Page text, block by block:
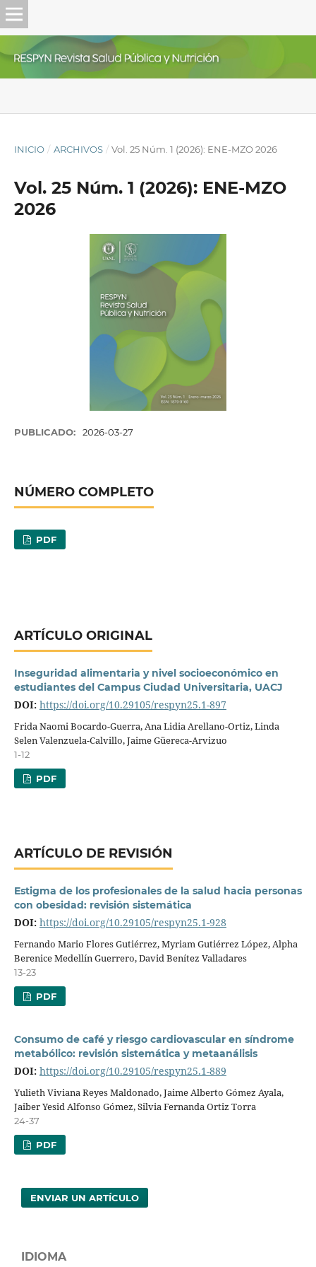
INICIO / ARCHIVOS / Vol. 25 Núm. 1 (2026): ENE-MZO 2026
Vol. 25 Núm. 1 (2026): ENE-MZO
2026
PUBLICADO: 2026-03-27
NÚMERO COMPLETO
PDF
ARTÍCULO ORIGINAL
Inseguridad alimentaria y nivel socioeconómico en
estudiantes del Campus Ciudad Universitaria, UACJ
DOI: https://doi.org/10.29105/respyn25.1-897
Frida Naomi Bocardo-Guerra, Ana Lidia Arellano-Ortiz, Linda
Selen Valenzuela-Calvillo, Jaime Güereca-Arvizuo
1-12
PDF
ARTÍCULO DE REVISIÓN
Estigma de los profesionales de la salud hacia personas
con obesidad: revisión sistemática
DOI: https://doi.org/10.29105/respyn25.1-928
Fernando Mario Flores Gutiérrez, Myriam Gutiérrez López, Alpha
Berenice Medellín Guerrero, David Benítez Valladares
13-23
PDF
Consumo de café y riesgo cardiovascular en síndrome
metabólico: revisión sistemática y metaanálisis
DOI: https://doi.org/10.29105/respyn25.1-889
Yulieth Viviana Reyes Maldonado, Jaime Alberto Gómez Ayala,
Jaiber Yesid Alfonso Gómez, Silvia Fernanda Ortiz Torra
24-37
PDF
ENVIAR UN ARTÍCULO
IDIOMA